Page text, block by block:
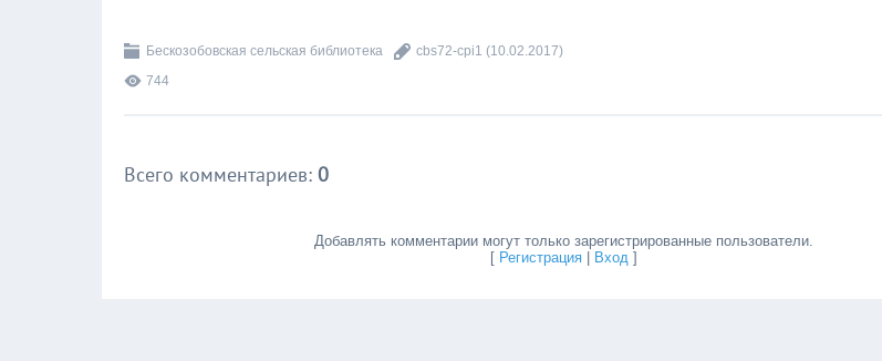
Бескозобовская сельская библиотека cbs72-cpi1 (10.02.2017)
744
Всего комментариев: 0
Добавлять комментарии могут только зарегистрированные пользователи.
[ Регистрация Вход ]